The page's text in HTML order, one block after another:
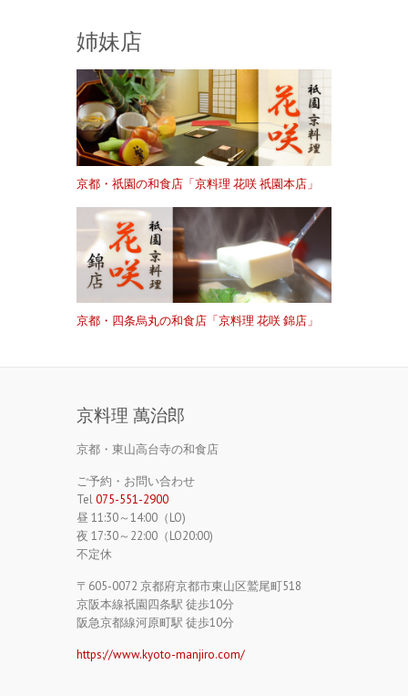
姉妹店
京都・祇園の和食店「京料理 花咲 祇園本店」
京都・四条烏丸の和食店「京料理 花咲 錦店」
京料理 萬治郎
京都・東山高台寺の和食店
ご予約・お問い合わせ
Tel075-551-2900
昼 11:30～14:00（LO)
夜 17:30～22:00（LO20:00)
不定休
〒605-0072 京都府京都市東山区鷲尾町518
京阪本線祇園四条駅 徒歩10分
阪急京都線河原町駅 徒歩10分
https://www.kyoto-manjiro.com/